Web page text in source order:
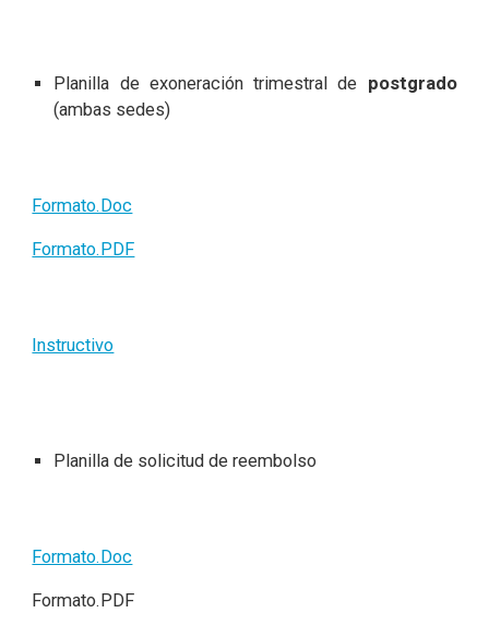
Planilla de exoneración trimestral de postgrado
(ambas sedes)
Formato.Doc
Formato.PDF
Instructivo
Planilla de solicitud de reembolso
Formato.Doc
Formato.PDF